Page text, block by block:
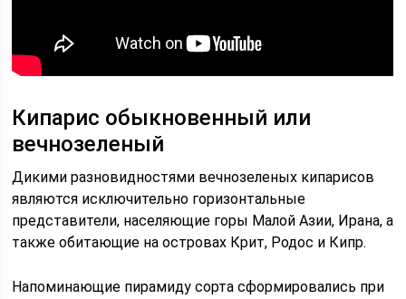
Кипарис обыкновенный или
вечнозеленый
Дикими разновидностями вечнозеленых кипарисов
являются исключительно горизонтальные
представители, населяющие горы Малой Азии, Ирана, а
также обитающие на островах Крит, Родос и Кипр.
Напоминающие пирамиду сорта сформировались при